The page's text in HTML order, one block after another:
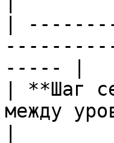
|
----- |
| **Шаг
между